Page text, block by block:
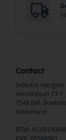
Contact
Selectra Hengelo
Verzetslaan 13-7
7548 EM, Boekelo
Nederland
BTW:
KVK: 60566981